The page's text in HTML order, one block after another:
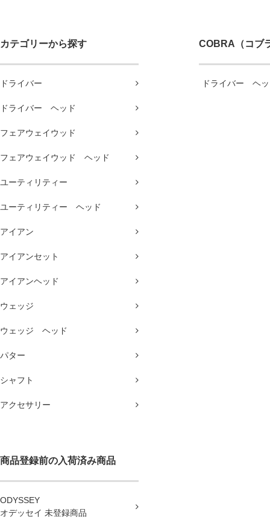
カテゴリーから探す
ドライバー
ドライバー ヘッド
フェアウェイウッド
フェアウェイウッド ヘッド
ユーティリティー
ユーティリティー ヘッド
アイアン
アイアンセット
アイアンヘッド
ウェッジ
ウェッジ ヘッド
パター
シャフト
アクセサリー
商品登録前の入荷済み商品
ODYSSEY
オデッセイ 未登録商品
COBRA（コブ
ドライバー ヘ